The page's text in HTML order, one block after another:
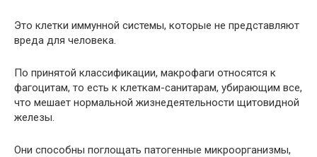
Это клетки иммунной системы, которые не представляют
вреда для человека.
По принятой классификации, макрофаги относятся к
фагоцитам, то есть к клеткам-санитарам, убирающим все,
что мешает нормальной жизнедеятельности щитовидной
железы.
Они способны поглощать патогенные микроорганизмы,